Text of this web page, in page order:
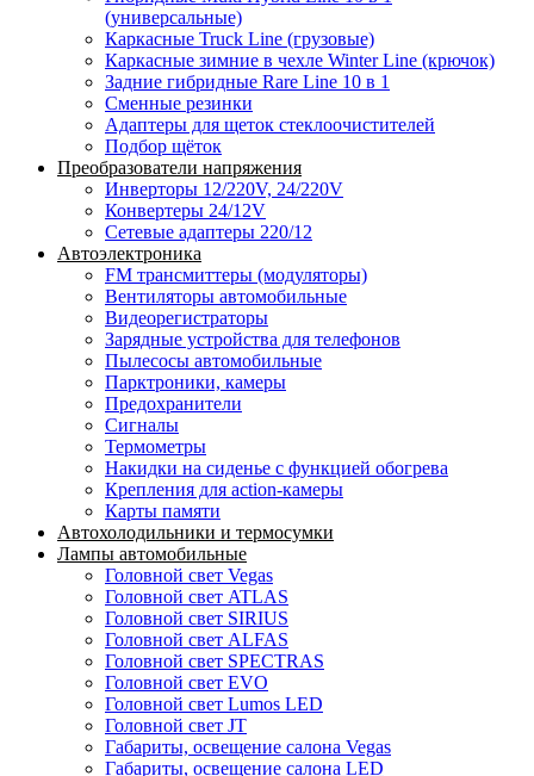
(универсальные)
Каркасные Truck Line (грузовые)
Каркасные зимние в чехле Winter Line (крючок)
Задние гибридные Rare Line 10 в 1
Сменные резинки
Адаптеры для щеток стеклоочистителей
Подбор щёток
Преобразователи напряжения
Инверторы 12/220V, 24/220V
Конвертеры 24/12V
Сетевые адаптеры 220/12
Автоэлектроника
FM трансмиттеры (модуляторы)
Вентиляторы автомобильные
Видеорегистраторы
Зарядные устройства для телефонов
Пылесосы автомобильные
Парктроники, камеры
Предохранители
Сигналы
Термометры
Накидки на сиденье с функцией обогрева
Крепления для action-камеры
Карты памяти
Автохолодильники и термосумки
Лампы автомобильные
Головной свет Vegas
Головной свет ATLAS
Головной свет SIRIUS
Головной свет ALFAS
Головной свет SPECTRAS
Головной свет EVO
Головной свет Lumos LED
Головной свет JT
Габариты, освещение салона Vegas
Габариты, освещение салона LED